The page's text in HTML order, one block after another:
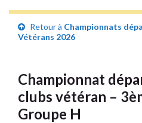
Retour à Championnats
Vétérans 2026
Championnat
clubs vétéran –
Groupe H